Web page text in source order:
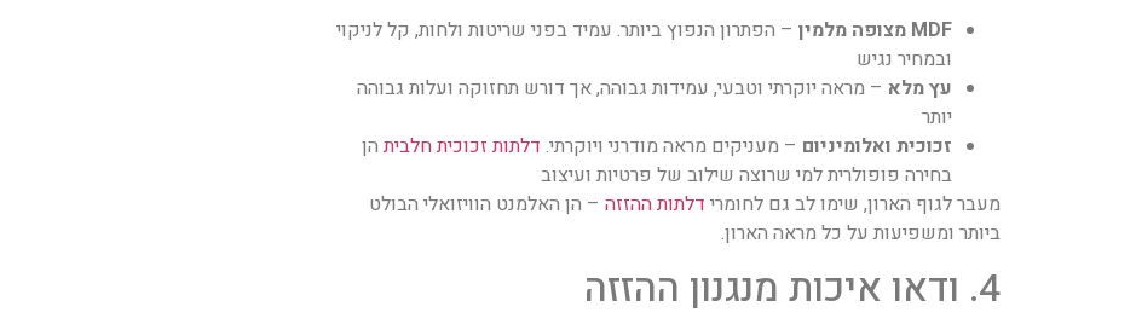
MDF מצופה מלמין
– הפתרון הנפוץ ביותר. עמיד בפני שריטות ולחות, קל לניקוי
ובמחיר נגיש
עץ מלא – מראה יוקרתי וטבעי, עמידות גבוהה, אך דורש תחזוקה ועלות גבוהה
יותר
זכוכית ואלומיניום – מעניקים מראה מודרני ויוקרתי. דלתות זכוכית חלביתהן
בחירה פופולרית למי שרוצה שילוב של פרטיות ועיצוב
מעבר לגוף הארון, שימו לב גם לחומרי דלתות ההזזה – הן האלמנט הוויזואלי הבולט
ביותר ומשפיעות על כל מראה הארון.
4. ודאו איכות מנגנון ההזזה